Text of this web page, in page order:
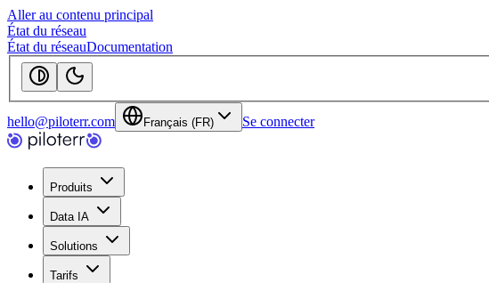
Aller au contenu principal
État du réseau
État du réseauDocumentation
hello@piloterr.com Français (FR) Se connecter
Produits
Data IA
Solutions
Tarifs